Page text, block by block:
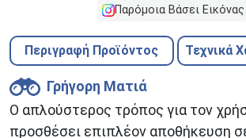
Παρόμοια Βάσει Εικόνας
Περιγραφή Προϊόντος Τεχνικά
Γρήγορη Ματιά
Ο απλούστερος τρόπος για τον
προσθέσει επιπλέον αποθήκευση